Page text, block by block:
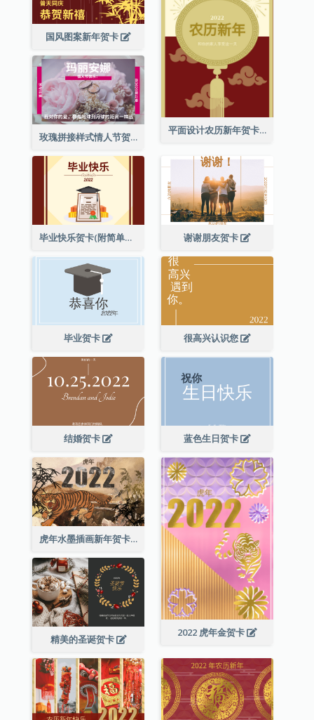
国风图案新年贺卡
平面设计农历新年贺卡与装饰
玫瑰拼接样式情人节贺卡
毕业快乐贺卡(附简单配图) 谢谢朋友贺卡
毕业贺卡 很高兴认识您
结婚贺卡 蓝色生日贺卡
虎年水墨插画新年贺卡
2022 虎年金贺卡
精美的圣诞贺卡